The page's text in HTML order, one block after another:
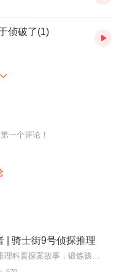
侦破了(1)
一个评论！
| 骑士街9号侦探推理
以动物习性为主题的绿色推理科普探案故事，锻炼孩子逻辑力+思维力